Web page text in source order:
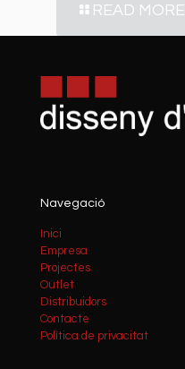
READ MORE
Navegació
Inici
Empresa
Projectes
Outlet
Distribuidors
Contacte
Política de privacitat